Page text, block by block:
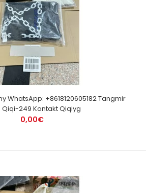
WhatsApp: +8618120605182 Tangmir
Qiqi-249 Kontakt Qiqiyg
0,00€